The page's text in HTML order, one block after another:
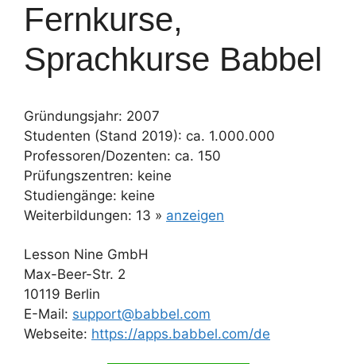
Fernkurse,
Sprachkurse Babbel
Gründungsjahr: 2007
Studenten (Stand 2019): ca. 1.000.000
Professoren/Dozenten: ca. 150
Prüfungszentren: keine
Studiengänge: keine
Weiterbildungen: 13 » anzeigen
Lesson Nine GmbH
Max-Beer-Str. 2
10119 Berlin
E-Mail: support@babbel.com
Webseite: https://apps.babbel.com/de